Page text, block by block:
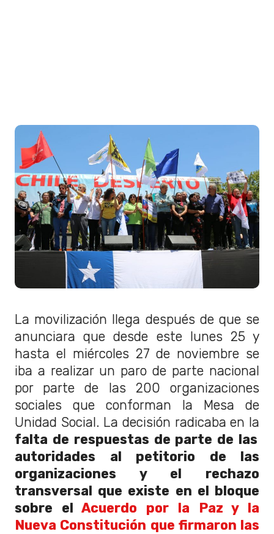
La movilización llega después de que se
anunciara que desde este lunes 25 y
hasta el miércoles 27 de noviembre se
iba a realizar un paro de parte nacional
por parte de las 200 organizaciones
sociales que conforman la Mesa de
Unidad Social. La decisión radicaba en la
falta de respuestas de parte de las
autoridades al petitorio de las
organizaciones y el rechazo
transversal que existe en el bloque
sobre elAcuerdo por la Paz y la
Nueva Constitución que firmaron las